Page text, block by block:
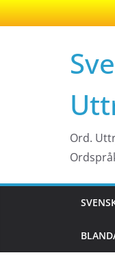
Ord.